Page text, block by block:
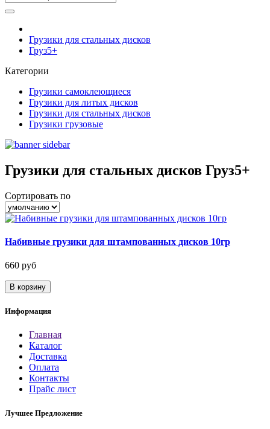
Грузики для стальных дисков
Груз5+
Категории
Грузики самоклеющиеся
Грузики для литых дисков
Грузики для стальных дисков
Грузики грузовые
Грузики для стальных дисков Груз5+
Сортировать по
Набивные грузики для штампованных дисков 10гр
660 руб
В корзину
Информация
Главная
Каталог
Доставка
Оплата
Контакты
Прайс лист
Лучшее Предложение